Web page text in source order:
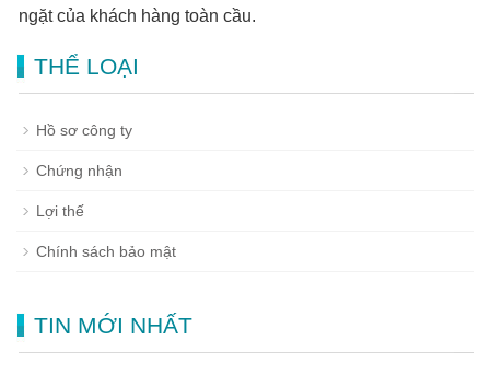
ngặt của khách hàng toàn cầu.
THỂ LOẠI
Hồ sơ công ty
Chứng nhận
Lợi thế
Chính sách bảo mật
TIN MỚI NHẤT